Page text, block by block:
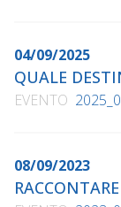
04/09/2025
QUALE
EVENTO
08/09/2023